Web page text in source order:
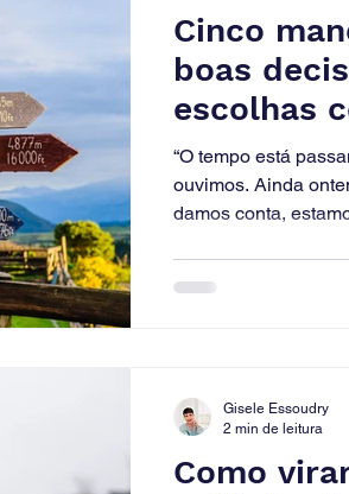
Cinco
boas
escolhas
não
“O tempo está
ouvimos. Ainda
damos conta,
Como
Gisele Essoudry
2 min de leitura